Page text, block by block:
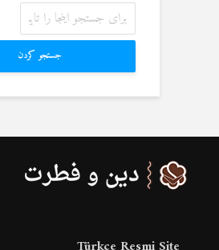
جستجو کردن